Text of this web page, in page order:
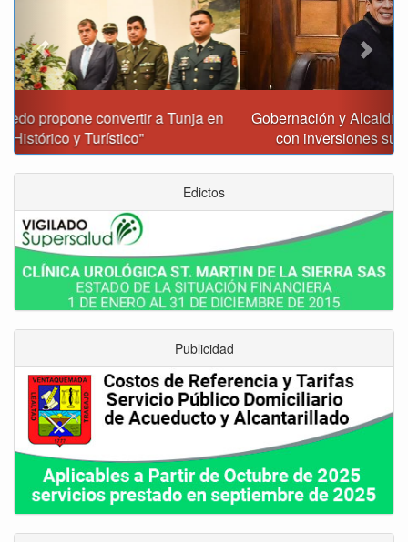
Gobernación y Alcaldía de Tunja revisan 120 proyectos
con inversiones superiores a $385.000 millones
Edictos
Publicidad